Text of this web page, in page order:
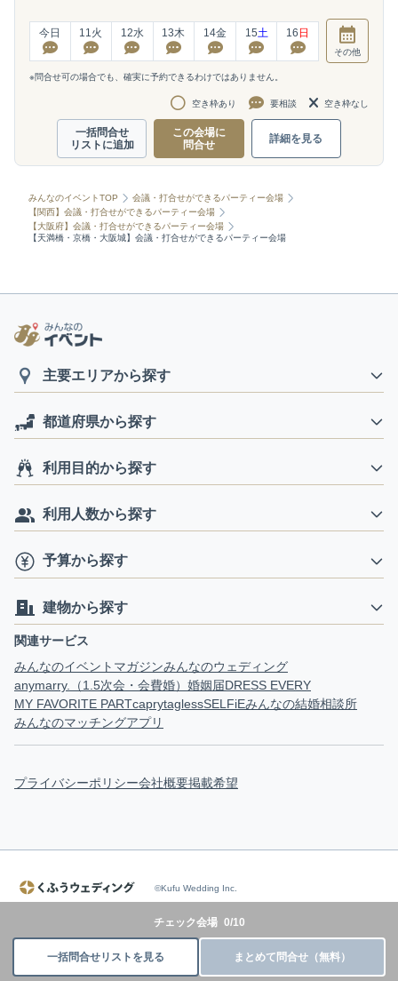
今日 11火 12水 13木 14金 15土 16 日
その他
※問合せ可の場合でも、確実に予約できるわけではありません。
空き枠あり 要相談 空き枠なし
一括問合せ
リストに追加
この会場に
問合せ
詳細を見る
みんなのイベントTOP
会議・打合せができるパーティー会場
【関西】会議・打合せができるパーティー会場
【大阪府】会議・打合せができるパーティー会場
【天満橋・京橋・大阪城】会議・打合せができるパーティー会場
チェック会場 0/10
一括問合せリストを見る まとめて問合せ（無料）
主要エリアから探す
都道府県から探す
利用目的から探す
利用人数から探す
予算から探す
建物から探す
関連サービス
みんなのイベントマガジンみんなのウェディング
anymarry.（1.5次会・会費婚） 婚姻届DRESS EVERY
MY FAVORITE PARTcaprytaglessSELFiEみんなの結婚相談所
みんなのマッチングアプリ
プライバシーポリシー会社概要掲載希望
©Kufu Wedding Inc.